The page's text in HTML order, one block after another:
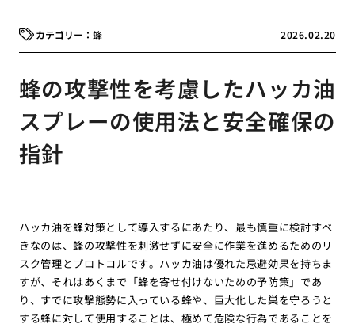
2026.02.20
蜂
蜂の攻撃性を考慮したハッカ油
スプレーの使用法と安全確保の
指針
ハッカ油を蜂対策として導入するにあたり、最も慎重に検討すべ
きなのは、蜂の攻撃性を刺激せずに安全に作業を進めるためのリ
スク管理とプロトコルです。ハッカ油は優れた忌避効果を持ちま
すが、それはあくまで「蜂を寄せ付けないための予防策」であ
り、すでに攻撃態勢に入っている蜂や、巨大化した巣を守ろうと
する蜂に対して使用することは、極めて危険な行為であることを